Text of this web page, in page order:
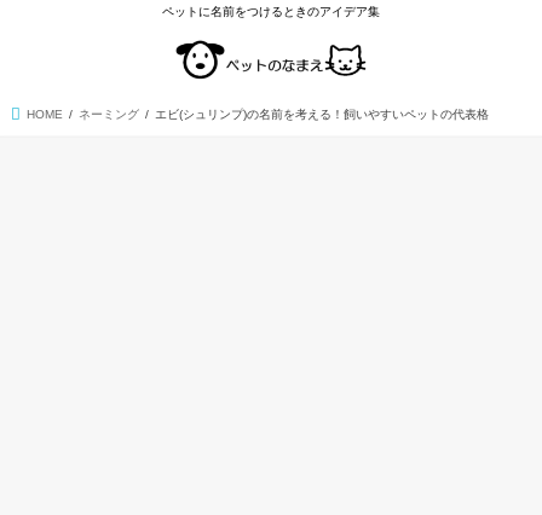
ペットに名前をつけるときのアイデア集
HOME ネーミング エビ(シュリンプ)の名前を考える！飼いやすいペットの代表格